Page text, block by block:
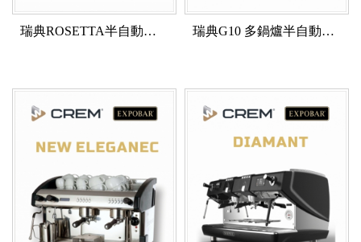
瑞典ROSETTA半自動咖啡機 瑞典G10 多鍋爐半自動咖啡機